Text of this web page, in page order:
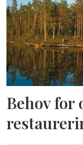
Behov for